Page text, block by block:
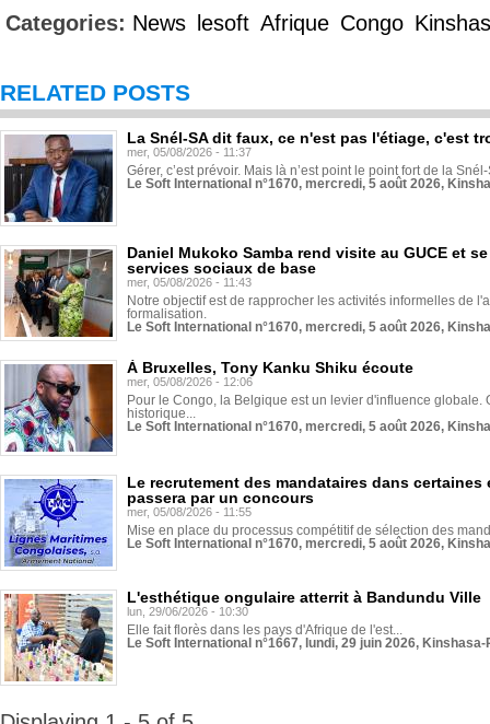
Categories: News lesoft Afrique Congo
RELATED POSTS
La Snél-SA dit faux, ce n'est pas l'étiage, c'est
mer, 05/08/2026 - 11:37
Gérer, c’est prévoir. Mais là n’est point le point fort de la
Le Soft International n°1670, mercredi, 5 août 2026,
Daniel Mukoko Samba rend visite au GUCE et
services sociaux de base
mer, 05/08/2026 - 11:43
Notre objectif est de rapprocher les activités informelles de
formalisation.
Le Soft International n°1670, mercredi, 5 août 2026,
À Bruxelles, Tony Kanku Shiku écoute
mer, 05/08/2026 - 12:06
Pour le Congo, la Belgique est un levier d'influence globale.
historique...
Le Soft International n°1670, mercredi, 5 août 2026,
Le recrutement des mandataires dans
passera par un concours
mer, 05/08/2026 - 11:55
Mise en place du processus compétitif de sélection des
Le Soft International n°1670, mercredi, 5 août 2026,
L'esthétique ongulaire atterrit à Bandundu Ville
lun, 29/06/2026 - 10:30
Elle fait florès dans les pays d'Afrique de l'est...
Le Soft International n°1667, lundi, 29 juin 2026,